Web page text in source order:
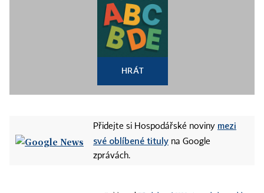
HRÁT
Přidejte si Hospodářské noviny mezi
své oblíbené tituly na Google
zprávách.